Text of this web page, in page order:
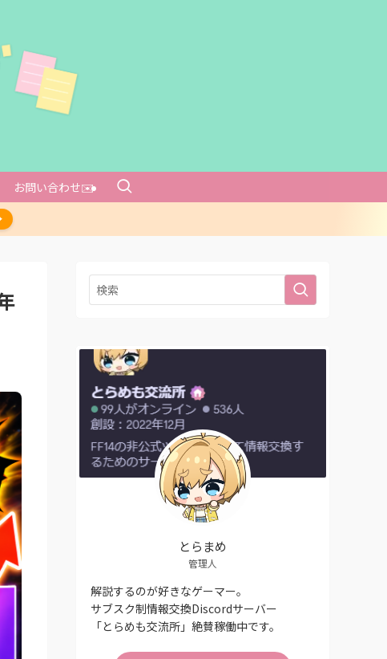
お問い合わせ✉️
とらまめ
管理人
解説するのが好きなゲーマー。
サブスク制情報交換Discordサーバー
「とらめも交流所」絶賛稼働中です。
能